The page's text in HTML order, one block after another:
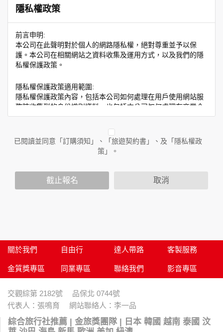
隱私權政策
前言申明:
本公司在此聲明對於個人的網路隱私權，絕對尊重並予以保
護。本公司在相關網站之資料收集及運用方式，以及我們的隱
私權保護政策。
隱私權保護政策適用範圍:
隱私權保護政策內容，包括本公司如何處理在用戶使用網站服
務時收集到的身份識別資料，也包括本公司如何處理在商業合
作與本公司合作時分享的任何身份識別資料。隱私權保護政策
人員。例如您透過本公司旗下網站上的廣告廠商連結，這些置
放連結的廠商也可能蒐集您個人的資料。對於您主動提供的個
人資訊，這些廣告廠商或連結網站有其個別的隱私權保護政
您個人在本網站上的聊天室或討論區中任意公開個人資料的行
個人的資料，其範圍如下：
本網站在您使用服務信箱、問卷調查等互動性功能時，會保留
於一般瀏覽時，伺服器會自行記錄相關行徑，包括您使用連線
設備的 IP 位址、使用時間、使用的瀏覽器、瀏覽及點選資料記
錄等，做為我們增進網站服務的參考依據，此記錄為內部應
用，決不對外公布。
為提供精確的服務，我們會將收集的問卷調查內容進行統計與
分析，分析結果之統計數據或說明文字呈現，除供內部研究
外，我們會視需要公佈統計數據及說明文字，但不涉及特定個
已閱讀並同意「訂購須知」、「旅遊契約書」、及「隱私權政
策」。
截止報名 取消
關於我們 自由行 達人帶路 客製服務
金質獎專區 同業專區 聯絡我們 影音專區
交觀綜第 2182號 品保北 0744號
代表人：張鳴育 網站聯絡人：李一品
綜合旅行社推薦 | 金旅獎團隊 | 日本 韓國 越南 泰國 汶